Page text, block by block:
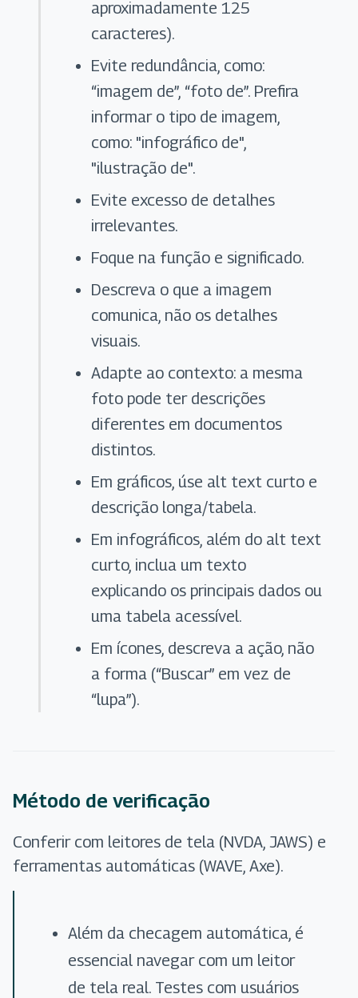
aproximadamente 125
caracteres).
Evite redundância, como:
“imagem de”, “foto de”. Prefira
informar o tipo de imagem,
como: "infográfico de",
"ilustração de".
Evite excesso de detalhes
irrelevantes.
Foque na função e significado.
Descreva o que a imagem
comunica, não os detalhes
visuais.
Adapte ao contexto: a mesma
foto pode ter descrições
diferentes em documentos
distintos.
Em gráficos, úse alt text curto e
descrição longa/tabela.
Em infográficos, além do alt text
curto, inclua um texto
explicando os principais dados ou
uma tabela acessível.
Em ícones, descreva a ação, não
a forma (“Buscar” em vez de
“lupa”).
Método de verificação
Conferir com leitores de tela (NVDA, JAWS) e
ferramentas automáticas (WAVE, Axe).
Além da checagem automática, é
essencial navegar com um leitor
de tela real. Testes com usuários